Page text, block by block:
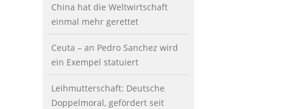
China hat die Weltwirtschaft
einmal mehr gerettet
Ceuta – an Pedro Sanchez wird
ein Exempel statuiert
Leihmutterschaft: Deutsche
Doppelmoral, gefördert seit